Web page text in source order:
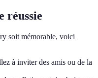
réussie
soit mémorable, voici
à inviter des amis ou de la